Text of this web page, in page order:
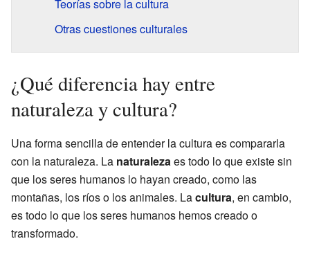
Teorías sobre la cultura
Otras cuestiones culturales
¿Qué diferencia hay entre
naturaleza y cultura?
Una forma sencilla de entender la cultura es compararla
con la naturaleza. La naturalezaes todo lo que existe sin
que los seres humanos lo hayan creado, como las
montañas, los ríos o los animales. Lacultura, en cambio,
es todo lo que los seres humanos hemos creado o
transformado.